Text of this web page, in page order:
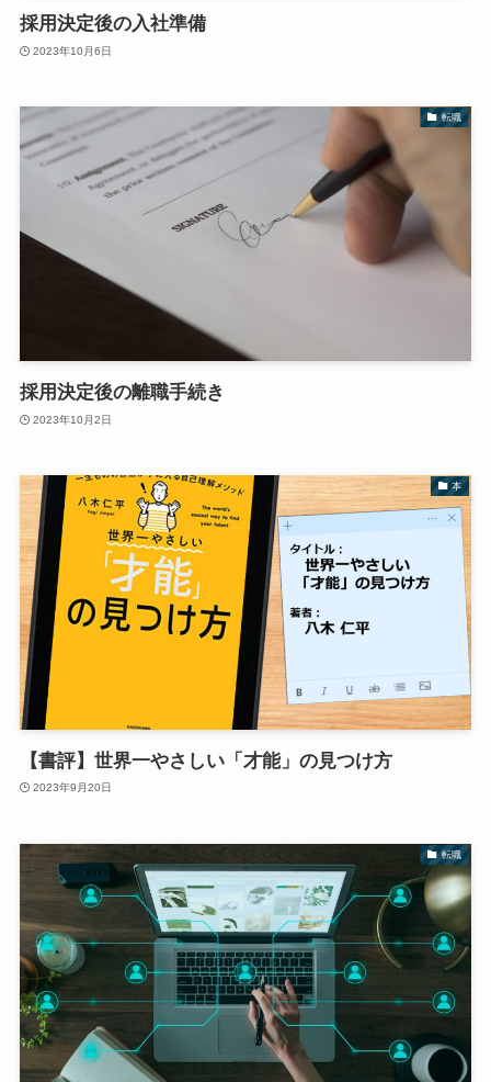
採用決定後の入社準備
2023年10月6日
転職
採用決定後の離職手続き
2023年10月2日
本
【書評】世界一やさしい「才能」の見つけ方
2023年9月20日
転職